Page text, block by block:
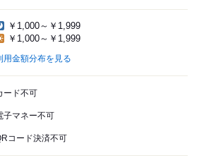
￥1,000～￥1,999
￥1,000～￥1,999
用金額分布を見る
ード不可
子マネー不可
コード決済不可